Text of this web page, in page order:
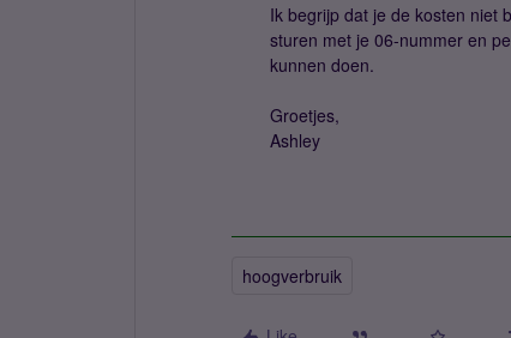
Ik begrijp dat je de kosten niet
sturen met je 06-nummer en
kunnen doen.
Groetjes,
Ashley
hoogverbruik